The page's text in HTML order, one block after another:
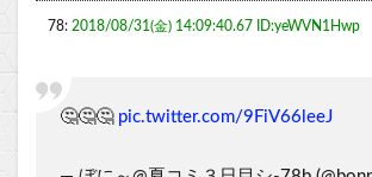
78: 2018/08/31(金) 14:09:40.67 ID:yeWVN1Hwp
🤔🤔🤔 pic.twitter.com/9FiV66leeJ